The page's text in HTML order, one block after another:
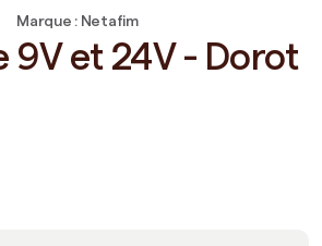
Marque : Netafim
9V et 24V - Dorot